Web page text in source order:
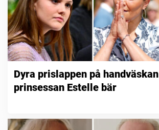
Dyra prislappen på handväskan
prinsessan Estelle bär